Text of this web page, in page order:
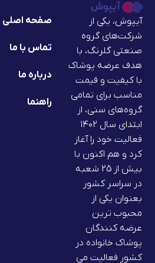
آیپوش، یکی از
شرکت‌های گروه
صنعتی گلرنگ، با
هدف عرضه پوشاک
با کیفیت و قیمت
مناسب برای تمامی
گروه‌های سنی، از
ابتدای سال ۱۴۰۲
فعالیت خود را آغاز
کرد و هم اکنون با
بیش از 25 شعبه
در سراسر کشور
بعنوان یکی از
محبوب ترین
عرضه کنندگان
پوشاک خانواده در
کشور فعالیت می
صفحه اصلی
تماس با ما
درباره ما
راهنما